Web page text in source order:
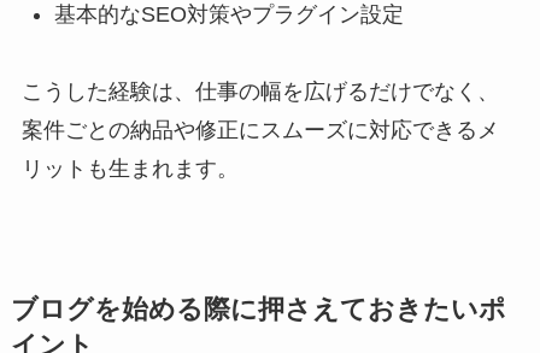
基本的なSEO対策やプラグイン設定
こうした経験は、仕事の幅を広げるだけでなく、
案件ごとの納品や修正にスムーズに対応できるメ
リットも生まれます。
ブログを始める際に押さえておきたいポ
イント